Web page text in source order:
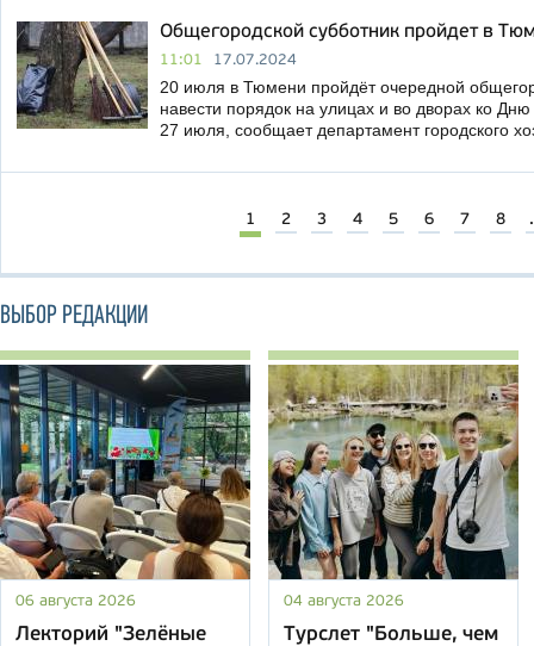
Общегородской субботник пройдет в
11:01 17.07.2024
20 июля в Тюмени пройдёт очередной
навести порядок на улицах и во дворах ко
27 июля, сообщает департамент городского
1 2 3 4 5 6 7 8
ВЫБОР РЕДАКЦИИ
06 августа 2026
Лекторий "Зелёные
04 августа 2026
Турслет "Больше, чем